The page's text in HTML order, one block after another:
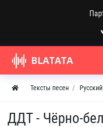
Тексты песен
ДДТ - Чёрно-